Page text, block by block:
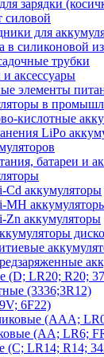
зарядки
силовой
для
в силиконовой
трубки
аксессуары
элементы
в
кислотные
LiPo
батареи и
Cd аккумуляторы
MH
Zn аккумуляторы
(D; LR20; R20;
(3336;3R12)
6F22)
(AAA;
(AA; LR6;
(C; LR14; R14;